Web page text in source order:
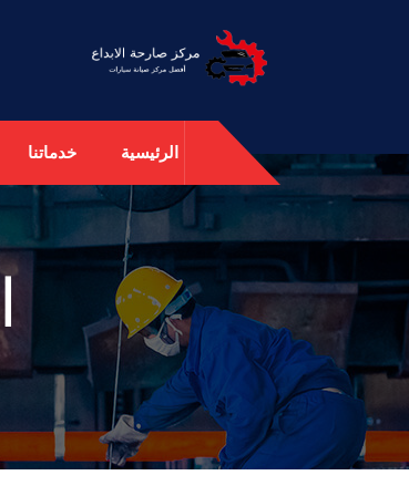
الرئيسية خدماتنا